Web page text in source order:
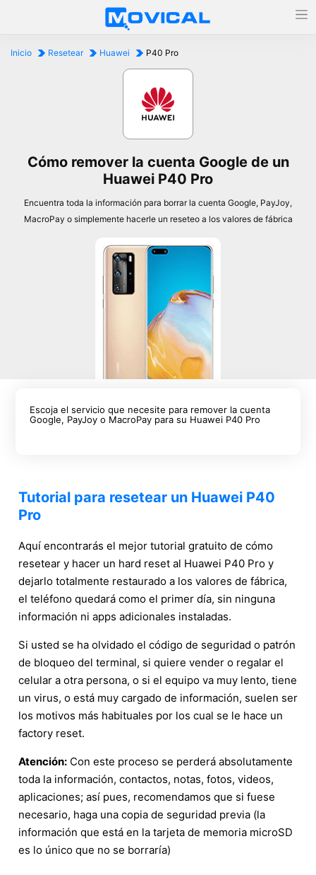
Inicio Resetear Huawei P40 Pro
Cómo remover la cuenta Google de un
Huawei P40 Pro
Encuentra toda la información para borrar la cuenta Google, PayJoy,
MacroPay o simplemente hacerle un reseteo a los valores de fábrica
Escoja el servicio que necesite para remover la cuenta
Google, PayJoy o MacroPay para su Huawei P40 Pro
Tutorial para resetear un Huawei P40
Pro
Aquí encontrarás el mejor tutorial gratuito de cómo
resetear y hacer un hard reset al Huawei P40 Pro y
dejarlo totalmente restaurado a los valores de fábrica,
el teléfono quedará como el primer día, sin ninguna
información ni apps adicionales instaladas.
Si usted se ha olvidado el código de seguridad o patrón
de bloqueo del terminal, si quiere vender o regalar el
celular a otra persona, o si el equipo va muy lento, tiene
un virus, o está muy cargado de información, suelen ser
los motivos más habituales por los cual se le hace un
factory reset.
Atención: Con este proceso se perderá absolutamente
toda la información, contactos, notas, fotos, videos,
aplicaciones; así pues, recomendamos que si fuese
necesario, haga una copia de seguridad previa (la
información que está en la tarjeta de memoria microSD
es lo único que no se borraría)